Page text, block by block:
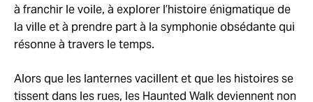
à franchir le voile, à explorer l’histoire énigmatique de
la ville et à prendre part à la symphonie obsédante qui
résonne à travers le temps.
Alors que les lanternes vacillent et que les histoires se
tissent dans les rues, les Haunted Walk deviennent non